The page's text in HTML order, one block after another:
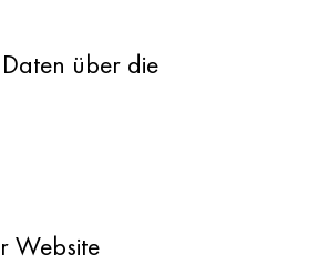
über die
Website